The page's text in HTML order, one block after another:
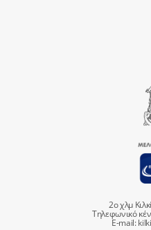
2ο χλμ
Τηλεφωνικό
E-mail: